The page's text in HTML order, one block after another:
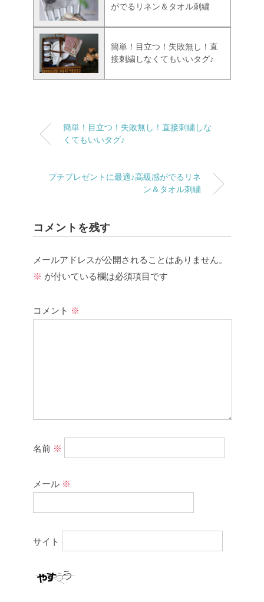
がでるリネン＆タオル刺繍
簡単！目立つ！失敗無し！直
接刺繍しなくてもいいタグ♪
簡単！目立つ！失敗無し！直接刺繍しな
くてもいいタグ♪
プチプレゼントに最適♪高級感がでるリネ
ン＆タオル刺繍
コメントを残す
メールアドレスが公開されることはありません。
※ が付いている欄は必須項目です
コメント ※
名前 ※
メール ※
サイト